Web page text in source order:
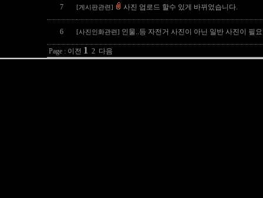
7 [게시판관련] 사진 업로드 할수 있게 바뀌었습니다.
6 [사진인화관련] 인물..등 자전거 사진이 아닌 일반 사진이 필
Page : 이전 1 2 다음